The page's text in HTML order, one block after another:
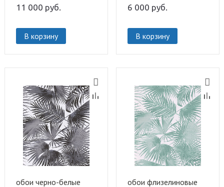
11 000 руб.
В корзину
6 000 руб.
В корзину
обои черно-белые
обои флизелиновые